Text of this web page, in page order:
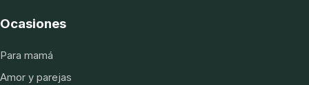
Ocasiones
Para mamá
Amor y parejas